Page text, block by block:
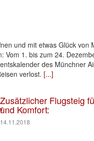
und mit etwas Glück von
Vom 1. bis zum 24.
des Münchner
verlost. [...]
Zusätzlicher Flugsteig
und Komfort:
14.11.2018